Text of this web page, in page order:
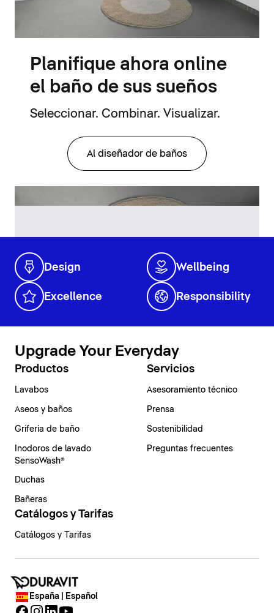
Planifique ahora online
el baño de sus sueños
Seleccionar. Combinar. Visualizar.
Al diseñador de baños
Design Wellbeing
Excellence Responsibility
Upgrade Your Everyday
Productos
Lavabos
Aseos y baños
Grifería de baño
Inodoros de lavado
SensoWash®
Duchas
Bañeras
Servicios
Asesoramiento técnico
Prensa
Sostenibilidad
Preguntas frecuentes
Catálogos y Tarifas
Catálogos y Tarifas
España | Español